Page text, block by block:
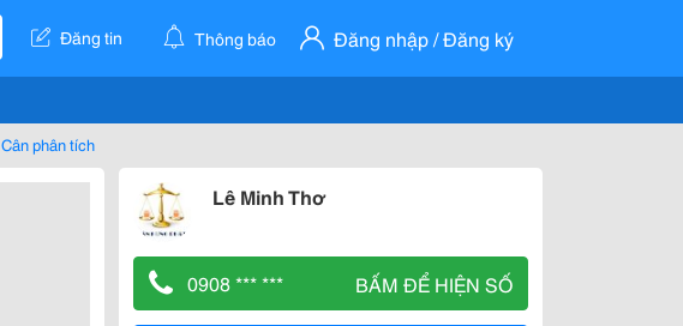
Đăng tin Thông báo Đăng nhập / Đăng ký
Cân phân tích
Lê Minh Thơ
0908 *** *** BẤM ĐỂ HIỆN SỐ